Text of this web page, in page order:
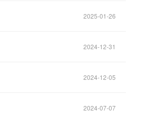
2025-01-26
2024-12-31
2024-12-05
2024-07-07